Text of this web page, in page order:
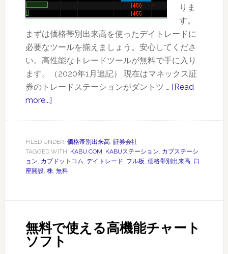
を
使
っ
て
レ
ベ
プ！
りま
す。
まずは価格帯別出来高を使ったデイトレードに
必要なツールを揃えましょう。安心してくださ
い。高性能なトレードツールが無料で手に入り
ます。（2020年1月追記） 現在はマネックス証
券のトレードステーションがダントツ … [Read
more...]
ル
な
価
来
高
FILED UNDER: 価格帯別出来高, 証券会社
TAGGED WITH: KABU.COM, KABUステーション, カブステーシ
ョン, カブドットコム, デイトレード, フル板, 価格帯別出来高, 口
座開設, 株, 無料
無料で使える高機能チャート
ソフト